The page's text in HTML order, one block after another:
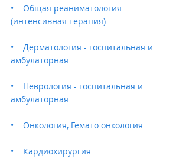
•    Общая реаниматология
(интенсивная терапия)
•    Дерматология - госпитальная и
амбулаторная
•    Неврология - госпитальная и
амбулаторная
•    Онкология, Гемато oнкология
•    Кардиохирургия